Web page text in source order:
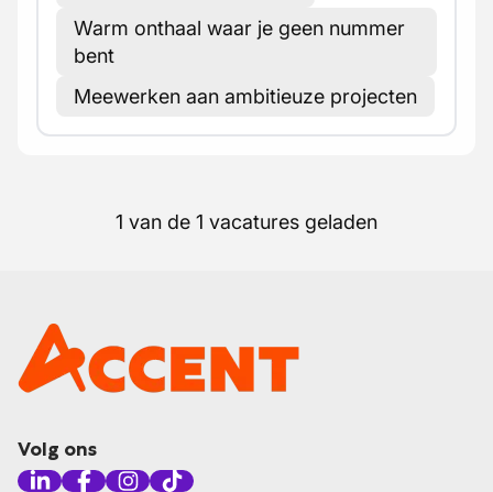
Warm onthaal waar je geen nummer
bent
Meewerken aan ambitieuze projecten
1 van de 1 vacatures geladen
Volg ons